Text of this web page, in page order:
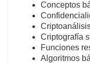
Conceptos
Criptografía
Funciones
Algoritmos